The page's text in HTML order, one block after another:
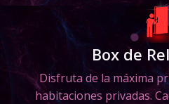
Box de
Disfruta de la máxima
habitaciones privadas.